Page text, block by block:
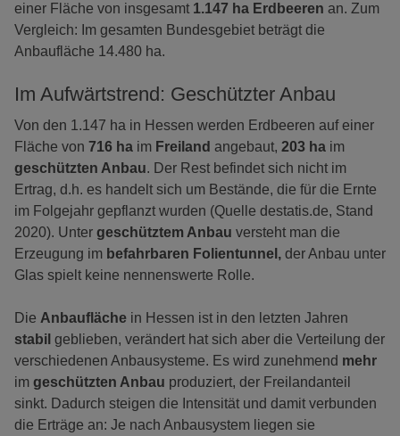
einer Fläche von insgesamt 1.147 ha Erdbeeren an. Zum
Vergleich: Im gesamten Bundesgebiet beträgt die
Anbaufläche 14.480 ha.
Im Aufwärtstrend: Geschützter Anbau
Von den 1.147 ha in Hessen werden Erdbeeren auf einer
Fläche von 716 ha im Freiland angebaut, 203 ha im
geschützten Anbau. Der Rest befindet sich nicht im
Ertrag, d.h. es handelt sich um Bestände, die für die Ernte
im Folgejahr gepflanzt wurden (Quelle destatis.de, Stand
2020). Unter geschütztem Anbau versteht man die
Erzeugung im befahrbaren Folientunnel, der Anbau unter
Glas spielt keine nennenswerte Rolle.
Die Anbaufläche in Hessen ist in den letzten Jahren
stabil geblieben, verändert hat sich aber die Verteilung der
verschiedenen Anbausysteme. Es wird zunehmend mehr
im geschützten Anbau produziert, der Freilandanteil
sinkt. Dadurch steigen die Intensität und damit verbunden
die Erträge an: Je nach Anbausystem liegen sie